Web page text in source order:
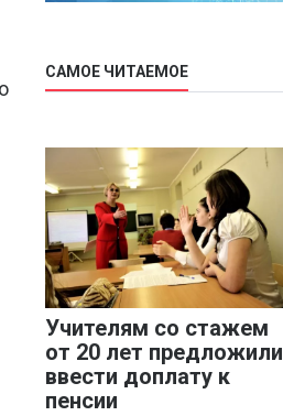
САМОЕ ЧИТАЕМОЕ
Учителям со стажем
от 20 лет предложили
ввести доплату к
пенсии